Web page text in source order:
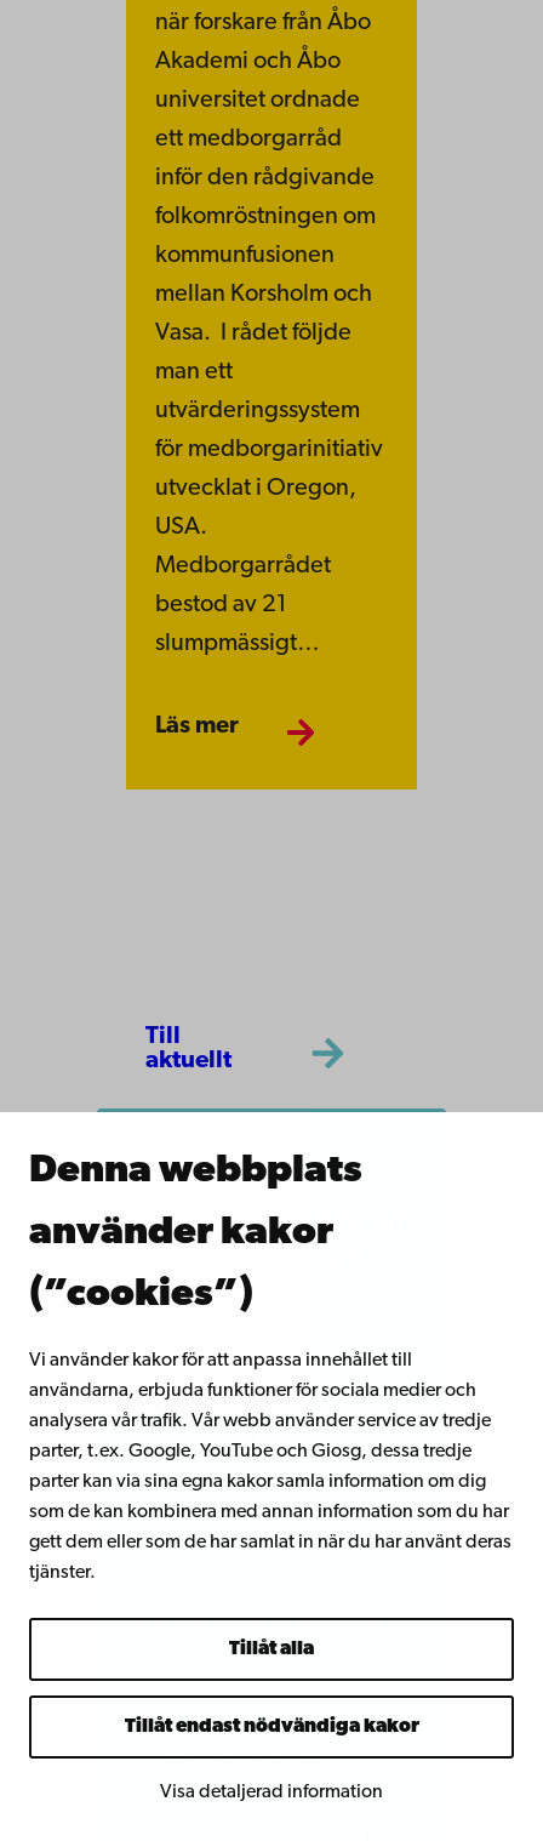
Denna webbplats
använder kakor
(”cookies”)
Vi använder kakor för att anpassa innehållet till
användarna, erbjuda funktioner för sociala medier och
analysera vår trafik. Vår webb använder service av tredje
parter, t.ex. Google, YouTube och Giosg, dessa tredje
parter kan via sina egna kakor samla information om dig
som de kan kombinera med annan information som du har
gett dem eller som de har samlat in när du har använt deras
tjänster.
Tillåt alla
Tillåt endast nödvändiga kakor
Visa detaljerad information
när forskare från Åbo
Akademi och Åbo
universitet ordnade
ett medborgarråd
inför den rådgivande
folkomröstningen om
kommunfusionen
mellan Korsholm och
Vasa. I rådet följde
man ett
utvärderingssystem
för medborgarinitiativ
utvecklat i Oregon,
USA.
Medborgarrådet
bestod av 21
slumpmässigt…
Läs mer
Till
aktuellt
Deliberativa
opinionsundersökn
polling)
• Fishkin och hans kolleger
har ordnat
opinionsundersökningar
enligt deliberativ eller
samtalsmodell sedan 1988.
opinionsundersökningar
• I 28 länder, bland annat
Argentina, Brasilien,
Bulgarien, Danmark Italien,